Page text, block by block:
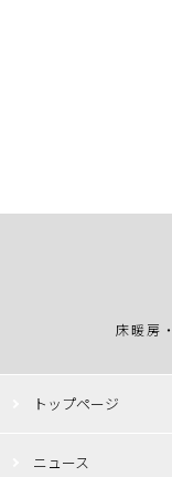
床暖房
トップページ
ニュース